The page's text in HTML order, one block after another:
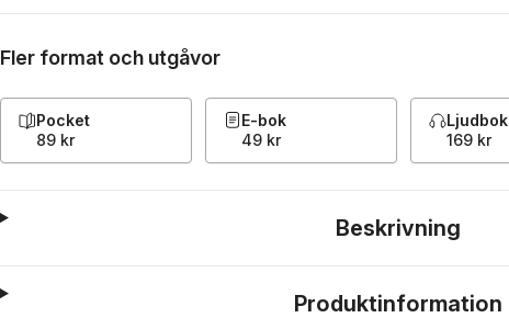
Fler format och utgåvor
Pocket
89 kr
E-bok
49 kr
Ljudbok
169 kr
Beskrivning
Produktinformation